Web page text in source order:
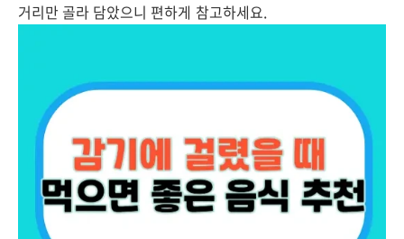
거리만 골라 담았으니 편하게 참고하세요.